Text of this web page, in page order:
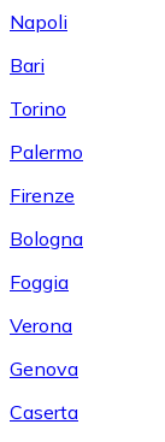
Napoli
Bari
Torino
Palermo
Firenze
Bologna
Foggia
Verona
Genova
Caserta